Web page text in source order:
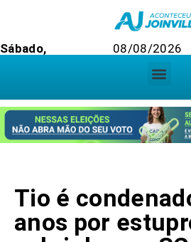
Sábado, 08/08/2026
Tio é
anos por